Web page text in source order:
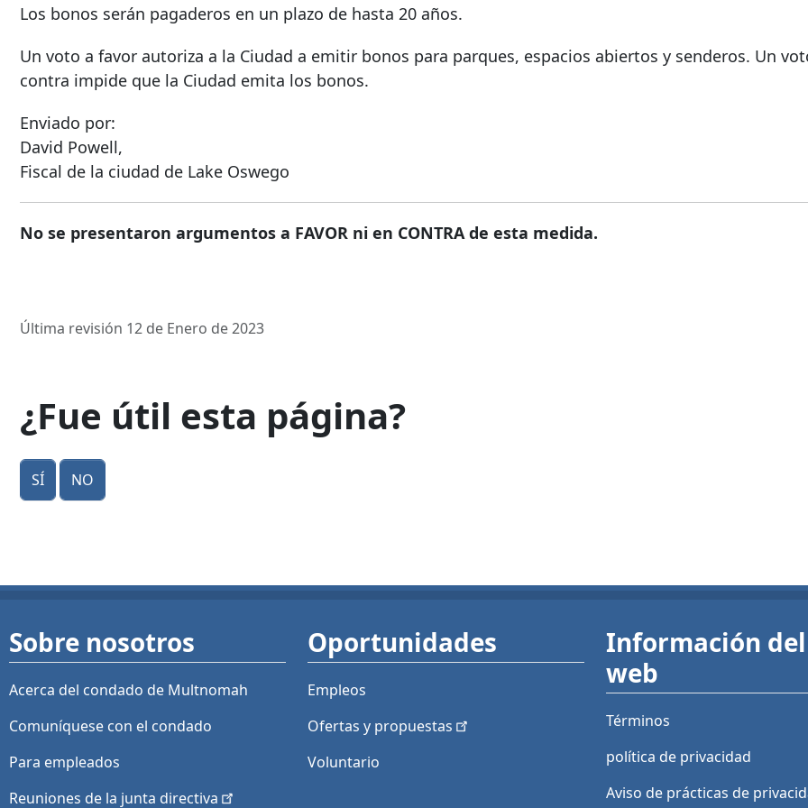
Los bonos serán pagaderos en un plazo de hasta 20 años.
Un voto a favor autoriza a la Ciudad a emitir bonos para parques, espacios abiertos y senderos. Un
contra impide que la Ciudad emita los bonos.
Enviado por:
David Powell,
Fiscal de la ciudad de Lake Oswego
No se presentaron argumentos a FAVOR ni en CONTRA de esta medida.
Última revisión 12 de Enero de 2023
¿Fue útil esta página?
Sí No
Sobre nosotros
Acerca del condado de Multnomah
Comuníquese con el condado
Para empleados
Reuniones de la junta directiva
Oportunidades
Empleos
Ofertas y propuestas
Voluntario
Información
web
Términos
política de privacidad
Aviso de prácticas de